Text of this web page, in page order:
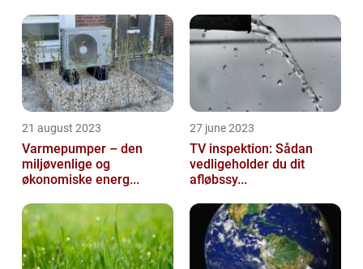
21 august 2023
Varmepumper – den
miljøvenlige og
økonomiske energ...
27 june 2023
TV inspektion: Sådan
vedligeholder du dit
afløbssy...